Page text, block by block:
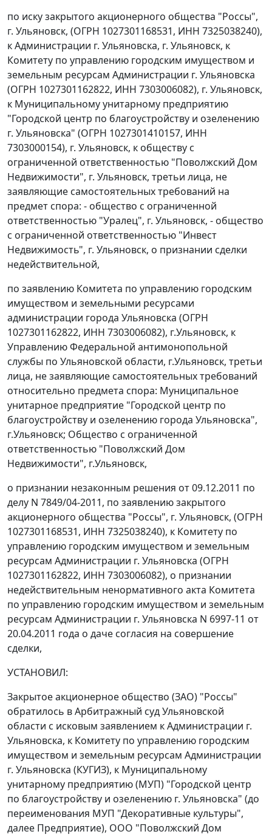
по иску закрытого акционерного общества "Россы",
г. Ульяновск, (ОГРН 1027301168531, ИНН 7325038240),
к Администрации г. Ульяновска, г. Ульяновск, к
Комитету по управлению городским имуществом и
земельным ресурсам Администрации г. Ульяновска
(ОГРН 1027301162822, ИНН 7303006082), г. Ульяновск,
к Муниципальному унитарному предприятию
"Городской центр по благоустройству и озеленению
г. Ульяновска" (ОГРН 1027301410157, ИНН
7303000154), г. Ульяновск, к обществу с
ограниченной ответственностью "Поволжский Дом
Недвижимости", г. Ульяновск, третьи лица, не
заявляющие самостоятельных требований на
предмет спора: - общество с ограниченной
ответственностью "Уралец", г. Ульяновск, - общество
с ограниченной ответственностью "Инвест
Недвижимость", г. Ульяновск, о признании сделки
недействительной,
по заявлению Комитета по управлению городским
имуществом и земельными ресурсами
администрации города Ульяновска (ОГРН
1027301162822, ИНН 7303006082), г.Ульяновск, к
Управлению Федеральной антимонопольной
службы по Ульяновской области, г.Ульяновск, третьи
лица, не заявляющие самостоятельных требований
относительно предмета спора: Муниципальное
унитарное предприятие "Городской центр по
благоустройству и озеленению города Ульяновска",
г.Ульяновск; Общество с ограниченной
ответственностью "Поволжский Дом
Недвижимости", г.Ульяновск,
о признании незаконным решения от 09.12.2011 по
делу N 7849/04-2011, по заявлению закрытого
акционерного общества "Россы", г. Ульяновск, (ОГРН
1027301168531, ИНН 7325038240), к Комитету по
управлению городским имуществом и земельным
ресурсам Администрации г. Ульяновска (ОГРН
1027301162822, ИНН 7303006082), о признании
недействительным ненормативного акта Комитета
по управлению городским имуществом и земельным
ресурсам Администрации г. Ульяновска N 6997-11 от
20.04.2011 года о даче согласия на совершение
сделки,
УСТАНОВИЛ:
Закрытое акционерное общество (ЗАО) "Россы"
обратилось в Арбитражный суд Ульяновской
области с исковым заявлением к Администрации г.
Ульяновска, к Комитету по управлению городским
имуществом и земельным ресурсам Администрации
г. Ульяновска (КУГИЗ), к Муниципальному
унитарному предприятию (МУП) "Городской центр
по благоустройству и озеленению г. Ульяновска" (до
переименования МУП "Декоративные культуры",
далее Предприятие), ООО "Поволжский Дом